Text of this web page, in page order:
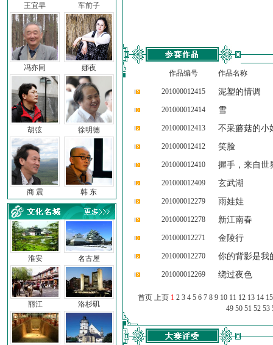
王宜早 车前子
冯亦同 娜夜
胡弦 徐明德
商 震 韩 东
淮安
丽江
名古屋
洛杉矶
作品编号 作品名称
201000012415 泥塑的情调
201000012414 雪
201000012413 不采蘑菇的小
201000012412 笑脸
201000012410 握手，来自世
201000012409 玄武湖
201000012279 雨娃娃
201000012278 新江南春
201000012271 金陵行
201000012270 你的背影是我
201000012269 绕过夜色
首页 上页 1 2 3 4 5 6 7 8 9 10 11 12 13 14 15
49 50 51 52 53